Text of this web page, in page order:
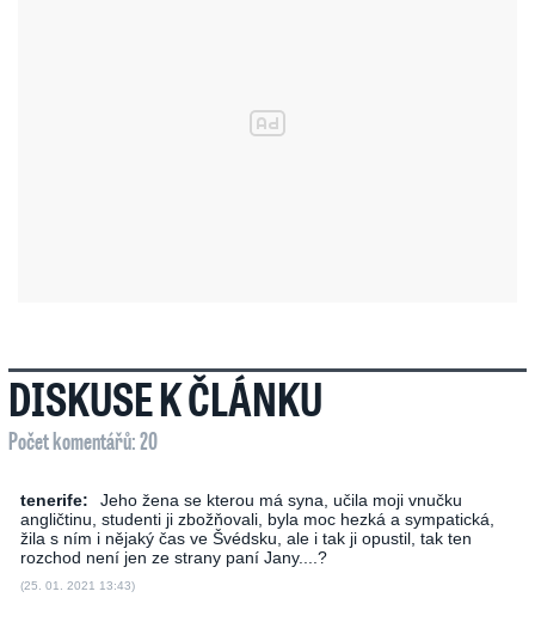
DISKUSE K ČLÁNKU
Počet komentářů: 20
tenerife:
Jeho žena se kterou má syna, učila moji vnučku
angličtinu, studenti ji zbožňovali, byla moc hezká a sympatická,
žila s ním i nějaký čas ve Švédsku, ale i tak ji opustil, tak ten
rozchod není jen ze strany paní Jany....?
(25. 01. 2021 13:43)